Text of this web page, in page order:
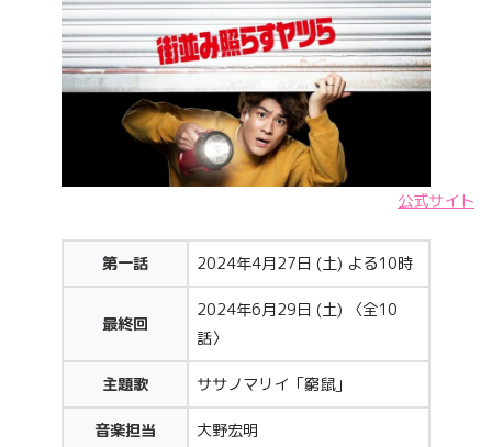
公式サイト
第一話 2024年4月27日 (土) よる10時
最終回
2024年6月29日 (土) 〈全10
話〉
主題歌 ササノマリイ「窮鼠」
音楽担当 大野宏明